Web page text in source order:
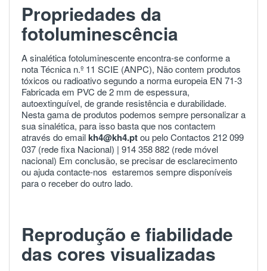
Propriedades da
fotoluminescência
A sinalética fotoluminescente encontra-se conforme a
nota Técnica n.º 11 SCIE (ANPC), Não contem produtos
tóxicos ou radioativo segundo a norma europeia EN 71-3
Fabricada em PVC de 2 mm de espessura,
autoextinguível, de grande resistência e durabilidade.
Nesta gama de produtos podemos sempre personalizar a
sua sinalética, para isso basta que nos contactem
através do emailkh4@kh4.ptou pelo Contactos 212 099
037 (rede fixa Nacional) | 914 358 882 (rede móvel
nacional) Em conclusão, se precisar de esclarecimento
ou ajudacontacte-nos estaremos sempre disponíveis
para o receber do outro lado.
Reprodução e fiabilidade
das cores visualizadas